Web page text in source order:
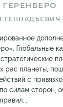
ГЕРЕНБЕРО
Глобальные
рас планеты,
с
силам сторон,